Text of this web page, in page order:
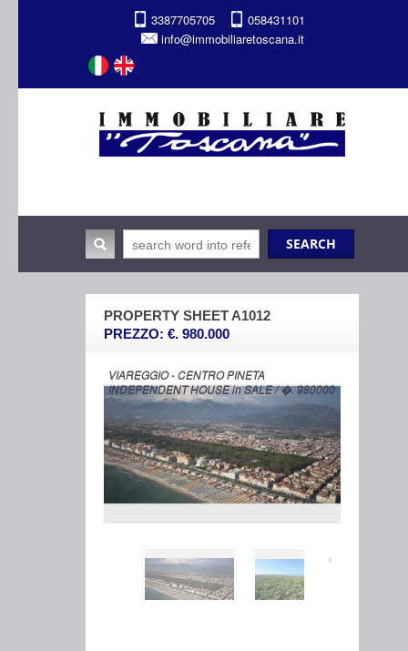
3387705705
058431101
info@immobiliaretoscana.it
PROPERTY SHEET A1012
PREZZO: €. 980.000
VIAREGGIO - CENTRO PINETA
INDEPENDENT HOUSE in SALE / �. 980000